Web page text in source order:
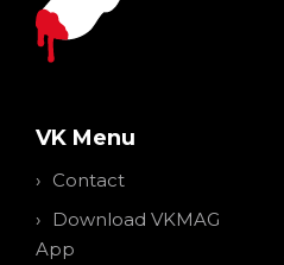
VK Menu
Contact
Download VKMAG
App